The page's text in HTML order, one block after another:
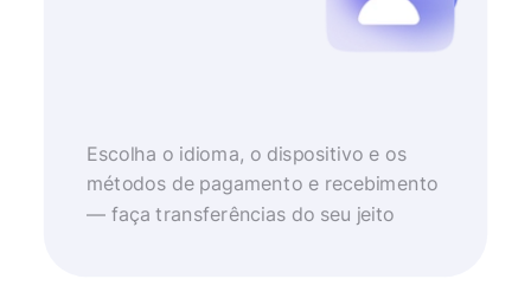
Escolha o idioma, o dispositivo e os
métodos de pagamento e recebimento
— faça transferências do seu jeito